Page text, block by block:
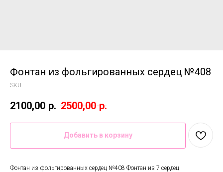
Фонтан из фольгированных сердец №408
SKU:
2100,00 р. 2500,00 р.
Добавить в корзину
Фонтан из фольгированных сердец №408 Фонтан из 7 сердец